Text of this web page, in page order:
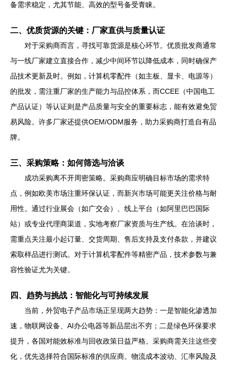
备需求稳定，尤其节能、高效的型号备受青睐。
二、优质货源的关键：厂家直供与质量认证
对于采购商而言，寻找可靠货源是核心环节。优质批发商通常
与一线厂家建立直接合作，减少中间环节以降低成本，同时确保产
品技术更新及时。例如，计算机零配件（如主板、显卡、电源等）
的批发，需注重厂家的生产能力与品控体系，而CCEE（中国电工
产品认证）等认证则是产品质量与安全的重要标志，能有效避免贸
易风险。许多厂家还提供OEM/ODM服务，助力采购商打造自有品
牌。
三、采购策略：如何筛选与洽谈
成功采购离不开周密策略。采购商应明确目标市场的需求特
点，例如欧美市场注重环保认证，而新兴市场可能更关注价格与耐
用性。通过行业展会（如广交会）、线上平台（如阿里巴巴国际
站）或专业代理商渠道，实地考察厂家资质与生产线。在洽谈时，
需重点关注最小起订量、交货周期、售后支持及支付条款，并建议
索取样品进行测试。对于计算机零配件等精密产品，技术参数与兼
容性验证尤为关键。
四、趋势与挑战：智能化与可持续发展
当前，外贸电子产品市场正呈现两大趋势：一是智能化渗透加
速，物联网设备、AI办公电器等新品层出不穷；二是绿色环保要求
提升，各国对能效标准与回收政策日益严格。采购商需关注这些变
化，优先选择符合国际标准的供应商。物流成本波动、汇率风险及